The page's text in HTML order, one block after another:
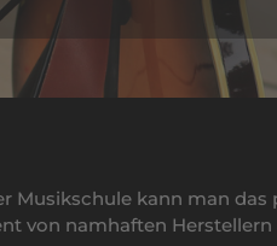
Musikschule kann man
von namhaften